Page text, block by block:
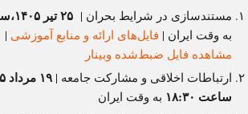
مستندسازی در شرایط بحران | ۲۵ تیر ۱۴۰۵،ساعت ۱۸:۳۰
به وقت ایران | فایل‌های ارائه و منابع آموزشی |
مشاهده فایل ضبط‌شده وبینار
ارتباطات اخلاقی و مشارکت جامعه | ۱۹ مرداد ۱۴۰۵،
ساعت ۱۸:۳۰
به وقت ایران